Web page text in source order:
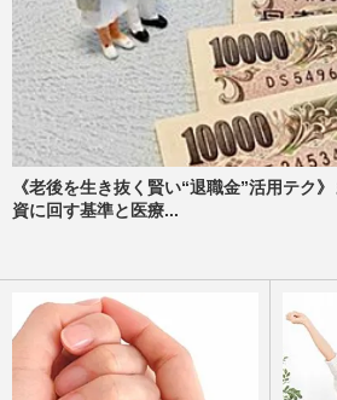
《老後を生き抜く賢い“退職金”活用テク
資に回す基準と医療...